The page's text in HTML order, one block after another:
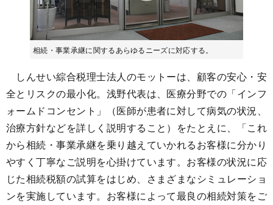
相続・事業承継に関するあらゆるニーズに対応する。
しんせい綜合税理士法人のモットーは、顧客の安心・安
全とリスクの最小化。浅野代表は、医療分野での「インフ
ォームドコンセント」（医師が患者に対して病気の状況、
治療方針などを詳しく説明すること）をたとえに、「これ
から相続・事業承継を乗り越えていかれるお客様に分かり
やすく丁寧なご説明を心掛けています。お客様の状況に応
じた相続税額の試算をはじめ、さまざまなシミュレーショ
ンを実施しています。お客様によって最良の相続対策をご